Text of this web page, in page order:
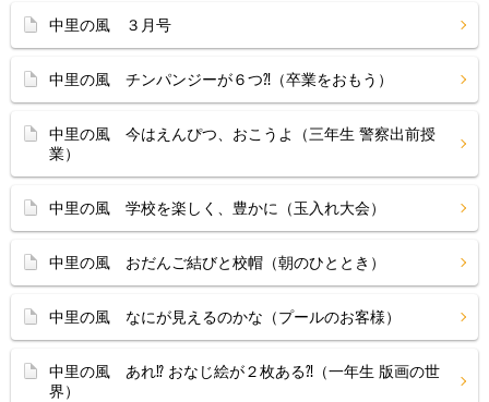
中里の風 ３月号
中里の風 チンパンジーが６つ⁈（卒業をおもう）
中里の風 今はえんぴつ、おこうよ（三年生 警察出前授
業）
中里の風 学校を楽しく、豊かに（玉入れ大会）
中里の風 おだんご結びと校帽（朝のひととき）
中里の風 なにが見えるのかな（プールのお客様）
中里の風 あれ⁉ おなじ絵が２枚ある⁈（一年生 版画の世
界）